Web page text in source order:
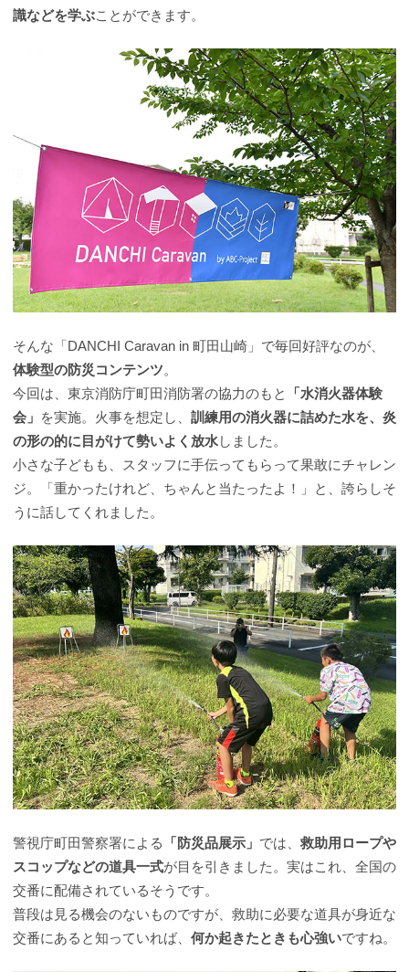
識などを学ぶことができます。
そんな「DANCHI Caravan in 町田山崎」で毎回好評なのが、
体験型の防災コンテンツ。
今回は、東京消防庁町田消防署の協力のもと
「水消火器体験
会」 を実施。火事を想定し、 訓練用の消火器に詰めた水を、炎
の形の的に目がけて勢いよく放水しました。
小さな子どもも、スタッフに手伝ってもらって果敢にチャレン
ジ。「重かったけれど、ちゃんと当たったよ！」と、誇らしそ
うに話してくれました。
警視庁町田警察署による 「防災品展示」 では、救助用ロープや
スコップなどの道具一式が目を引きました。実はこれ、全国の
交番に配備されているそうです。
普段は見る機会のないものですが、救助に必要な道具が身近な
交番にあると知っていれば、 何か起きたときも心強いですね。